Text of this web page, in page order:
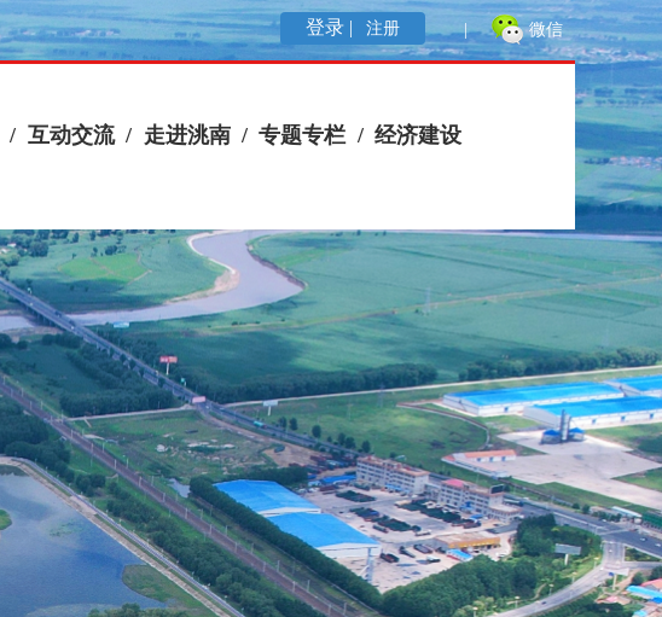
微信
|
登录 | 注册
/ 互动交流 / 走进洮南 / 专题专栏 / 经济建设